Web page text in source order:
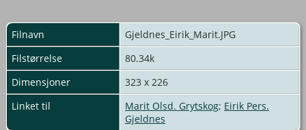
Filnavn
Gjeldnes_Eirik_Marit.JPG
Filstørrelse
80.34k
Dimensjoner
323 x 226
Linket til
Marit Olsd. Grytskog; Eirik Pers.
Gjeldnes